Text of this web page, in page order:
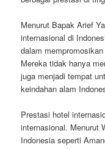
Menurut Bapak Arief
internasional di
dalam
Mereka tidak hanya
juga menjadi tempat
keindahan alam
Prestasi hotel
internasional. Menurut
Indonesia seperti